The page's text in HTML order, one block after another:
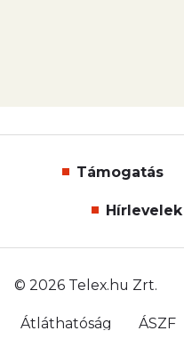
Támogatás
Hírlevelek
© 2026 Telex.hu Zrt.
Átláthatóság ÁSZF